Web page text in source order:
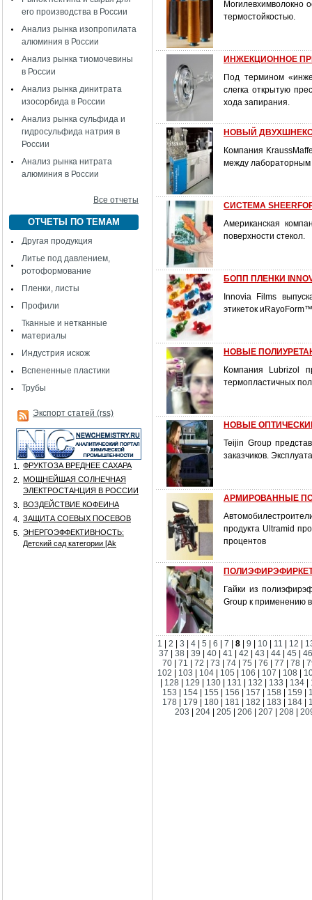
его производства в России
Анализ рынка изопропилата
алюминия в России
Анализ рынка тиомочевины
в России
Анализ рынка динитрата
изосорбида в России
Анализ рынка сульфида и
гидросульфида натрия в
России
Анализ рынка нитрата
алюминия в России
Все отчеты
ОТЧЕТЫ ПО ТЕМАМ
Другая продукция
Литье под давлением,
ротоформование
Пленки, листы
Профили
Тканные и нетканные
материалы
Индустрия искож
Вспененные пластики
Трубы
Экспорт статей (rss)
1.
ФРУКТОЗА ВРЕДНЕЕ САХАРА
2.
МОЩНЕЙШАЯ СОЛНЕЧНАЯ
ЭЛЕКТРОСТАНЦИЯ В РОССИИ
3.
ВОЗДЕЙСТВИЕ КОФЕИНА
4.
ЗАЩИТА СОЕВЫХ ПОСЕВОВ
5.
ЭНЕРГОЭФФЕКТИВНОСТЬ:
Детский сад категории [Аk
Могилевхимволокно
термостойкостью.
ИНЖЕКЦИОННОЕ
Под термином
слегка открытую
хода запирания.
НОВЫЙ
Компания
между лабораторным
СИСТЕМА
Американская
поверхности стекол.
БОПП ПЛЕНКИ
Innovia Films
этикеток
НОВЫЕ
Компания Lubrizol
термопластичных
НОВЫЕ
Teijin Group
заказчиков.
АРМИРОВАННЫЕ
продукта Ultramid
процентов
Гайки из
Group к применению
1 2 3 4 5 6 7 8 9 10 11 12
37
|38 |39 |40 |41 |42 |43 |44 |45 |
70
71 72 73 74 75 76 77 78
102
103 104 105 106 107 108
128 129 130 131 132 133 134
153
154 155 156 157 158 159
178
179 180 181 182 183 184
203
|204 |205 |206 |207 |208 |